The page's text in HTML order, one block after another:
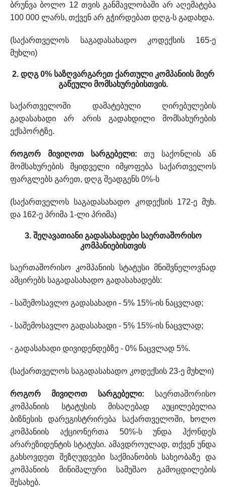
ბრუნვა ბოლო 12 თვის განმავლობაში არ აღემატება
100 000 ლარს, თქვენ არ გჭირდებათ დღგ-ს გადახდა.
(საქართველოს საგადასახადო კოდექსის 165-ე
მუხლი)
2. დღგ 0% საზღვარგარეთ ქართული კომპანიის მიერ
გაწეული მომსახურებისთვის.
საქართველოში დამატებული ღირებულების
გადასახადი არ არის გადახდილი მომსახურების
ექსპორტზე.
როგორ მივიღოთ სარგებელი:თუ საქონლის ან
მომსახურების მყიდველი იმყოფება საქართველოს
ფარგლებს გარეთ, დღგ შეადგენს 0%-ს
(საქართველოს საგადასახადო კოდექსის 172-ე მუხ.
და 162-ე პრიმა 1-ლი პრიმა)
3. შეღავათიანი გადასახადები საერთაშორისო
კომპანიებისთვის
საერთაშორისო კომპანიის სტატუსი მნიშვნელოვნად
ამცირებს საგადასახადო გადასახადებს:
- საშემოსავლო გადასახადი - 5% 15%-ის ნაცვლად;
- საშემოსავლო გადასახადი - 5% 15%-ის ნაცვლად;
- გადასახადი დივიდენდებზე - 0% ნაცვლად 5%.
(საქართველოს საგადასახადო კოდექსის 23-ე მუხლი)
როგორ მივიღოთ სარგებელი: საერთაშორისო
კომპანიის სტატუსის მისაღებად აუცილებელია
ბიზნესის დარეგისტრირება საქართველოში, ხოლო
კომპანიის აქციონერთა 50%-ს უნდა ჰქონდეს
არარეზიდენტის სტატუსი. ამავდროულად, თქვენ უნდა
გახსოვდეთ შეზღუდვები საქმიანობის სახეობაზე და
კომპანიის მინიმალური სამუშაო გამოცდილების
შესახებ.